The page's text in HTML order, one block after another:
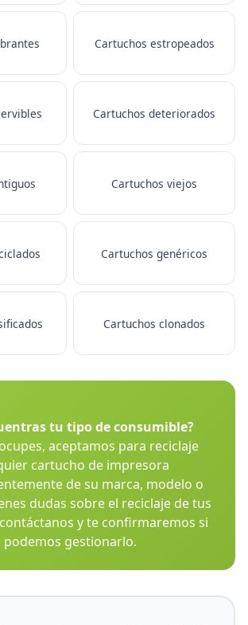
Cartuchos estropeados
Cartuchos deteriorados
Cartuchos viejos
Cartuchos genéricos
Cartuchos clonados
tu tipo de consumible?
aceptamos para reciclaje
cartucho de impresora
de su marca, modelo o
dudas sobre el reciclaje de tus
y te confirmaremos si
podemos gestionarlo.